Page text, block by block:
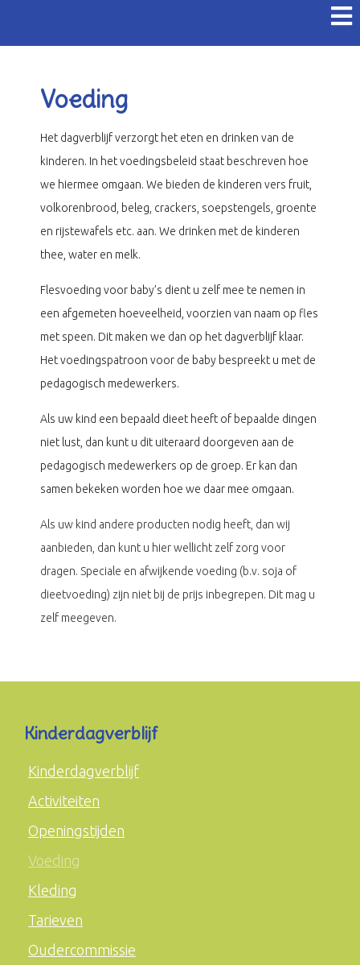
Voeding
Het dagverblijf verzorgt het eten en drinken van de
kinderen. In het voedingsbeleid staat beschreven hoe
we hiermee omgaan. We bieden de kinderen vers fruit,
volkorenbrood, beleg, crackers, soepstengels, groente
en rijstewafels etc. aan. We drinken met de kinderen
thee, water en melk.
Flesvoeding voor baby’s dient u zelf mee te nemen in
een afgemeten hoeveelheid, voorzien van naam op fles
met speen. Dit maken we dan op het dagverblijf klaar.
Het voedingspatroon voor de baby bespreekt u met de
pedagogisch medewerkers.
Als uw kind een bepaald dieet heeft of bepaalde dingen
niet lust, dan kunt u dit uiteraard doorgeven aan de
pedagogisch medewerkers op de groep. Er kan dan
samen bekeken worden hoe we daar mee omgaan.
Als uw kind andere producten nodig heeft, dan wij
aanbieden, dan kunt u hier wellicht zelf zorg voor
dragen. Speciale en afwijkende voeding (b.v. soja of
dieetvoeding) zijn niet bij de prijs inbegrepen. Dit mag u
zelf meegeven.
Kinderdagverblijf
Kinderdagverblijf
Activiteiten
Openingstijden
Voeding
Kleding
Tarieven
Oudercommissie